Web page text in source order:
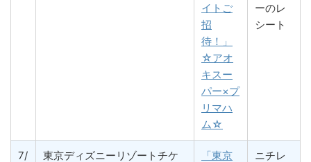
イトご
招
待！」
☆アオ
キスー
パー×プ
リマハ
ム☆
ーのレ
シート
7/
東京ディズニーリゾートチケ
「東京
ニチレ